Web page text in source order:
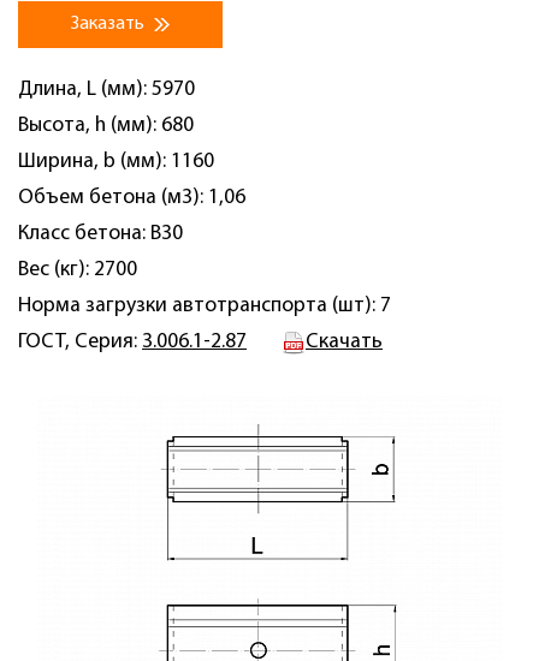
Заказать
Длина, L (мм): 5970
Высота, h (мм): 680
Ширина, b (мм): 1160
Объем бетона (м3): 1,06
Класс бетона: В30
Вес (кг): 2700
Норма загрузки автотранспорта (шт): 7
ГОСТ, Серия: 3.006.1-2.87 Скачать